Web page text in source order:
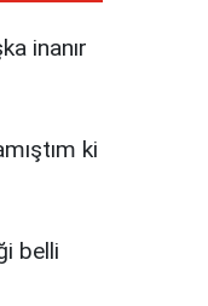
inanır
ki
belli